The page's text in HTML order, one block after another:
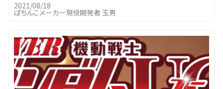
2021/08/18
ぱちんこメーカー現役開発者 玉男